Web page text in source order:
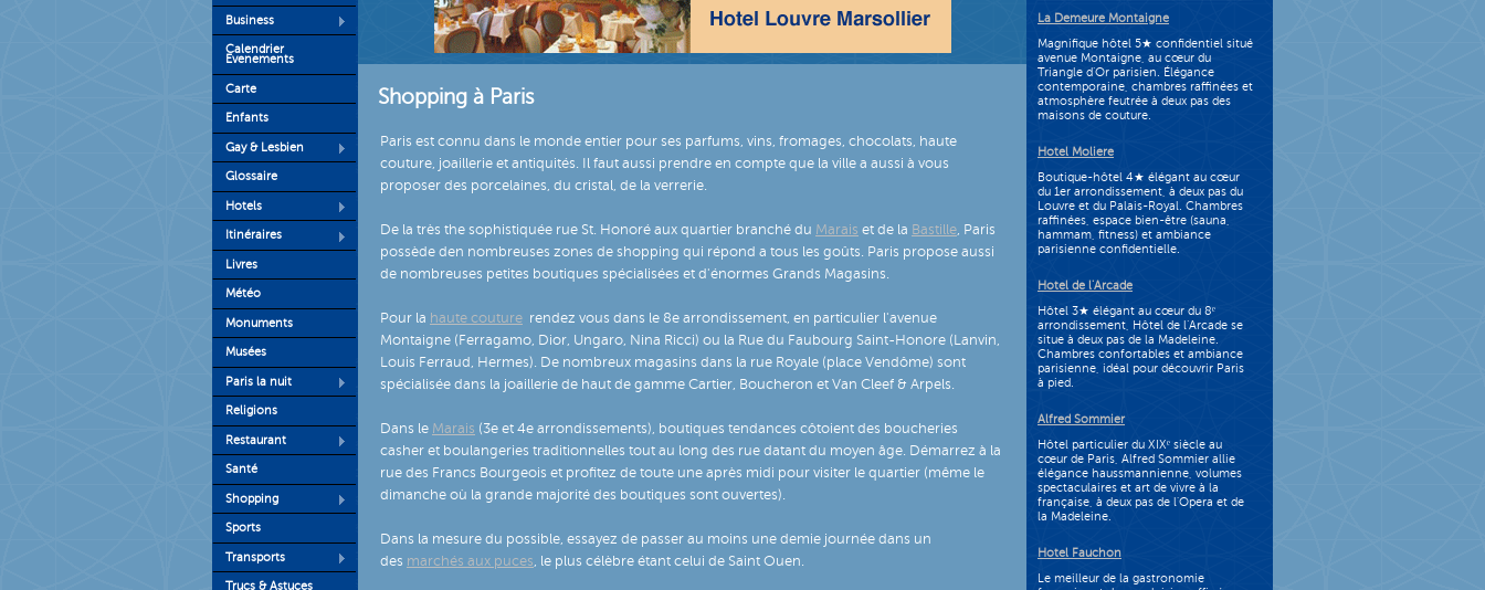
Business
Calendrier
Evenements
Carte
Enfants
Gay & Lesbien
Glossaire
Hotels
Itinéraires
Livres
Météo
Monuments
Musées
Paris la nuit
Religions
Restaurant
Santé
Shopping
Sports
Transports
Trucs & Astuces
Shopping à Paris
Paris est connu dans le monde entier pour ses parfums, vins, fromages, chocolats, haute
couture, joaillerie et antiquités. Il faut aussi prendre en compte que la ville a aussi à vous
proposer des porcelaines, du cristal, de la verrerie.
De la très the sophistiquée rue St. Honoré aux quartier branché du Marais et de la Bastille, Paris
possède den nombreuses zones de shopping qui répond a tous les goûts. Paris propose aussi
de nombreuses petites boutiques spécialisées et d'énormes Grands Magasins.
Pour la haute couture rendez vous dans le 8e arrondissement, en particulier l'avenue
Montaigne (Ferragamo, Dior, Ungaro, Nina Ricci) ou la Rue du Faubourg Saint-Honore (Lanvin,
Louis Ferraud, Hermes). De nombreux magasins dans la rue Royale (place Vendôme) sont
spécialisée dans la joaillerie de haut de gamme Cartier, Boucheron et Van Cleef & Arpels.
Dans le Marais (3e et 4e arrondissements), boutiques tendances côtoient des boucheries
casher et boulangeries traditionnelles tout au long des rue datant du moyen âge. Démarrez à la
rue des Francs Bourgeois et profitez de toute une après midi pour visiter le quartier (même le
dimanche où la grande majorité des boutiques sont ouvertes).
Dans la mesure du possible, essayez de passer au moins une demie journée dans un
des marchés aux puces, le plus célèbre étant celui de Saint Ouen.
La Demeure Montaigne
Magnifique hôtel 5★ confidentiel situé
avenue Montaigne, au cœur du
Triangle d’Or parisien. Élégance
contemporaine, chambres raffinées et
atmosphère feutrée à deux pas des
maisons de couture.
Hotel Moliere
Boutique-hôtel 4★ élégant au cœur
du 1er arrondissement, à deux pas du
Louvre et du Palais-Royal. Chambres
raffinées, espace bien-être (sauna,
hammam, fitness) et ambiance
parisienne confidentielle.
Hotel de l'Arcade
Hôtel 3★ élégant au cœur du 8ᵉ
arrondissement, Hôtel de l’Arcade se
situe à deux pas de la Madeleine.
Chambres confortables et ambiance
parisienne, idéal pour découvrir Paris
à pied.
Alfred Sommier
Hôtel particulier du XIXᵉ siècle au
cœur de Paris, Alfred Sommier allie
élégance haussmannienne, volumes
spectaculaires et art de vivre à la
française, à deux pas de l'Opera et de
la Madeleine.
Hotel Fauchon
Le meilleur de la gastronomie